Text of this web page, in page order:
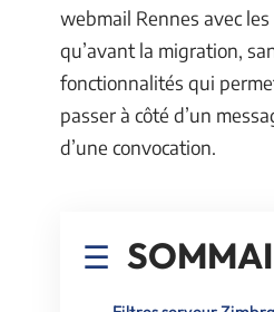
webmail Rennes avec
qu’avant la migration,
fonctionnalités qui
passer à côté d’un
d’une convocation.